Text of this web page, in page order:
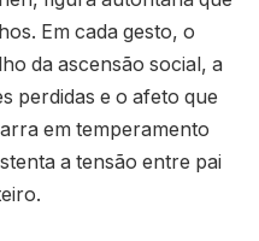
Em cada gesto, o
da ascensão social, a
perdidas e o afeto que
em temperamento
a tensão entre pai